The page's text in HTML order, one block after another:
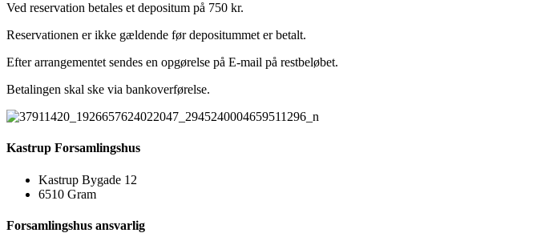
Ved reservation betales et depositum på 750 kr.
Reservationen er ikke gældende før depositummet er betalt.
Efter arrangementet sendes en opgørelse på E-mail på restbeløbet.
Betalingen skal ske via bankoverførelse.
Kastrup Forsamlingshus
Kastrup Bygade 12
6510 Gram
Forsamlingshus ansvarlig